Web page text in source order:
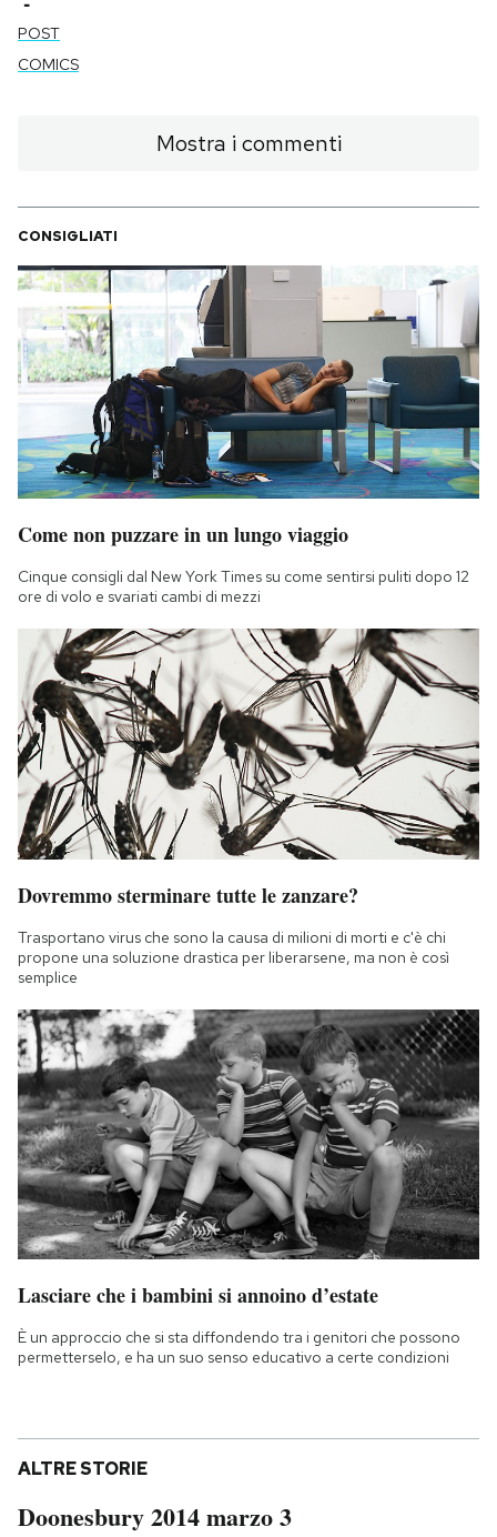
PODCAST
SHOP
CALENDARIO
AREA PERSONALE
Area Personale
Newsletter
Regala il Post
Hai bisogno di aiuto?
Esci
POST
COMICS
Mostra i commenti
CONSIGLIATI
Come non puzzare in un lungo viaggio
Cinque consigli dal New York Times su come sentirsi puliti dopo 12
ore di volo e svariati cambi di mezzi
Dovremmo sterminare tutte le zanzare?
Trasportano virus che sono la causa di milioni di morti e c'è chi
propone una soluzione drastica per liberarsene, ma non è così
semplice
Lasciare che i bambini si annoino d’estate
È un approccio che si sta diffondendo tra i genitori che possono
permetterselo, e ha un suo senso educativo a certe condizioni
ALTRE STORIE
Doonesbury 2014 marzo 3